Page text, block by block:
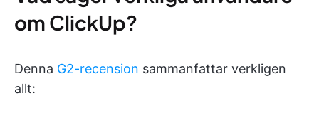
om ClickUp?
Denna G2-recension sammanfattar verkligen
allt: